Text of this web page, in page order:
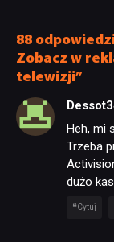
88
Zobacz w
telewizji”
Heh, mi
Trzeba
dużo
Cytuj